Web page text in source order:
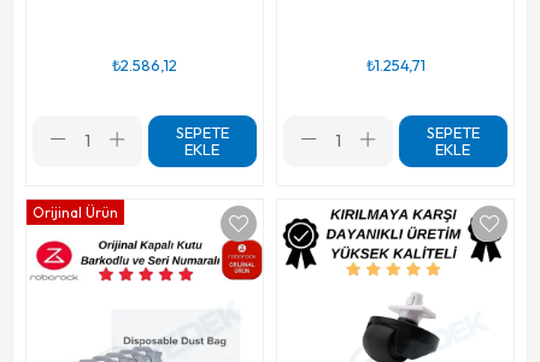
₺2.586,12
SEPETE
EKLE
₺1.254,71
SEPETE
EKLE
Orijinal Ürün